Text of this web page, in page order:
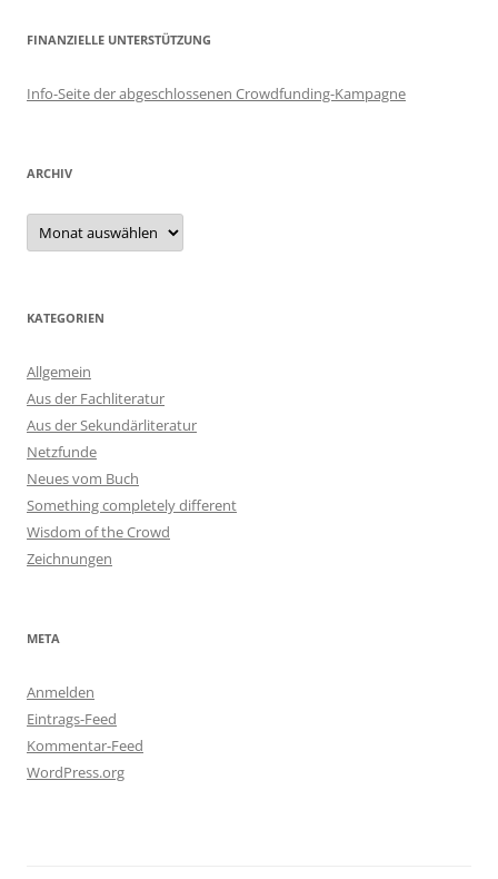
FINANZIELLE UNTERSTÜTZUNG
Info-Seite der abgeschlossenen Crowdfunding-Kampagne
ARCHIV
Archiv
KATEGORIEN
Allgemein
Aus der Fachliteratur
Aus der Sekundärliteratur
Netzfunde
Neues vom Buch
Something completely different
Wisdom of the Crowd
Zeichnungen
META
Anmelden
Eintrags-Feed
Kommentar-Feed
WordPress.org